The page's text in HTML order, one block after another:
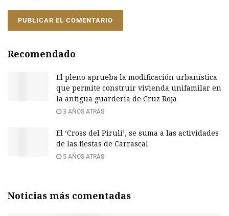
Recomendado
El pleno aprueba la modificación urbanística
que permite construir vivienda unifamilar en
la antigua guardería de Cruz Roja
3 AÑOS ATRÁS
El ‘Cross del Pirulí’, se suma a las actividades
de las fiestas de Carrascal
5 AÑOS ATRÁS
Noticias más comentadas